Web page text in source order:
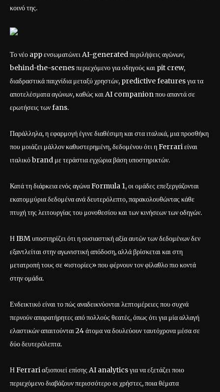
κοινό της.
Το νέο app ενσωματώνει AI-generated περιλήψεις αγώνων,
behind-the-scenes περιεχόμενο για οδηγούς και pit crew,
διαδραστικά παιχνίδια μεταξύ χρηστών, predictive features για τα
αποτελέσματα αγώνων, καθώς και AI companion που απαντά σε
ερωτήσεις των fans.
Παράλληλα, η εφαρμογή έγινε διαθέσιμη και στα ιταλικά, μια προσθήκη
που μοιάζει μάλλον καθυστερημένη, δεδομένου ότι η Ferrari είναι
ιταλικό brand με τεράστια εγχώρια βάση υποστηρικτών.
Κατά τη διάρκεια ενός αγώνα Formula 1, οι ομάδες επεξεργάζονται
εκατομμύρια δεδομένα ανά δευτερόλεπτο, παρακολουθώντας κάθε
πτυχή της λειτουργίας του μονοθεσίου και των κινήσεων των οδηγών.
Η IBM υποστηρίζει ότι η ουσιαστική αξία αυτών των δεδομένων δεν
εξαντλείται στην αγωνιστική απόδοση, αλλά βρίσκεται και στη
μετατροπή τους σε «ιστορίες» που φέρνουν τον φίλαθλο πιο κοντά
στην ομάδα.
Ενδεικτικό είναι το πώς αναδεικνύονται λεπτομέρειες που συχνά
περνούν απαρατήρητες από πολλούς θεατές, όπως ότι για μία αλλαγή
ελαστικών απαιτούνται 24 άτομα να δουλεύουν ταυτόχρονα μέσα σε
δύο δευτερόλεπτα.
Η Ferrari αξιοποιεί επίσης AI analytics για να εξετάζει ποιο
περιεχόμενο διαβάζουν περισσότερο οι χρήστες, ποια θέματα